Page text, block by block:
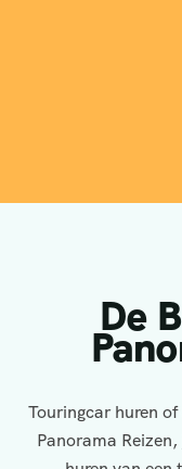
De
Touringcar huren
Panorama